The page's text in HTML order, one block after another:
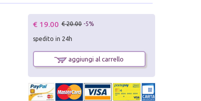
€ 19.00 € 20.00 -5%
spedito in 24h
aggiungi al carrello